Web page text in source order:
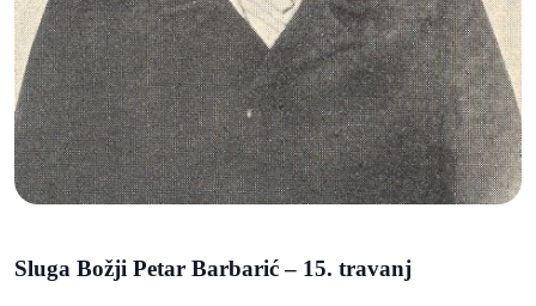
Sluga Božji Petar Barbarić – 15. travanj